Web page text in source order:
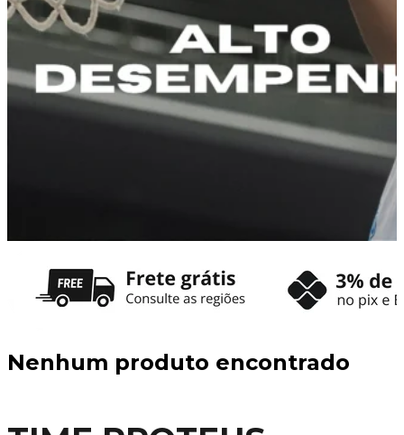
Nenhum produto encontrado